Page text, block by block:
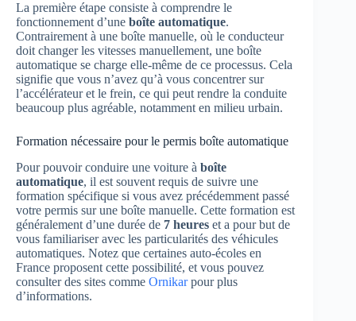
La première étape consiste à comprendre le
fonctionnement d’une boîte automatique.
Contrairement à une boîte manuelle, où le conducteur
doit changer les vitesses manuellement, une boîte
automatique se charge elle-même de ce processus. Cela
signifie que vous n’avez qu’à vous concentrer sur
l’accélérateur et le frein, ce qui peut rendre la conduite
beaucoup plus agréable, notamment en milieu urbain.
Formation nécessaire pour le permis boîte automatique
Pour pouvoir conduire une voiture à boîte
automatique, il est souvent requis de suivre une
formation spécifique si vous avez précédemment passé
votre permis sur une boîte manuelle. Cette formation est
généralement d’une durée de 7 heures et a pour but de
vous familiariser avec les particularités des véhicules
automatiques. Notez que certaines auto-écoles en
France proposent cette possibilité, et vous pouvez
consulter des sites comme Ornikarpour plus
d’informations.